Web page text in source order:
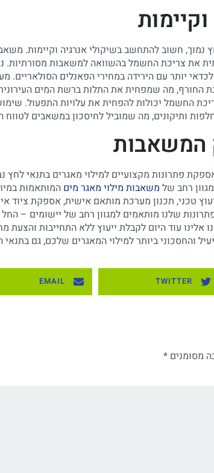
נמוך, חשוב להתחשב בשיקולי אנרגיה וקיימות.
את צריכת החשמל בהשוואה למשאבות מסורתיות.
יותר עם הירידה במחירי הפאנלים הסולאריים.
החורף, מה שמפחית את התלות ברשת המים
החשמל יכולות להפחית את עלויות התפעול.
ותיקונים, מה שמוביל לחיסכון במשאבים לטווח
המשאבות
רחב של משאבות מילוי מאגר מים המותאמות
טכני, תכנון מערכת מותאם אישית, אספקת ציוד
שלנו מותאמים למגוון רחב של יישומים – החל
אלינו עוד היום לקבלת ייעוץ ללא התחייבות
והחסכוני ביותר למילוי המאגרים שלכם, גם
TWITTER
EMAIL
מסומנים *